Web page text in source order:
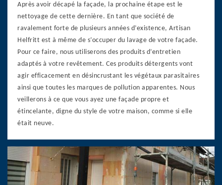
Après avoir décapé la façade, la prochaine étape est le
nettoyage de cette dernière. En tant que société de
ravalement forte de plusieurs années d’existence, Artisan
Helfritt est à même de s’occuper du lavage de votre façade.
Pour ce faire, nous utiliserons des produits d’entretien
adaptés à votre revêtement. Ces produits détergents vont
agir efficacement en désincrustant les végétaux parasitaires
ainsi que toutes les marques de pollution apparentes. Nous
veillerons à ce que vous ayez une façade propre et
étincelante, digne du style de votre maison, comme si elle
était neuve.